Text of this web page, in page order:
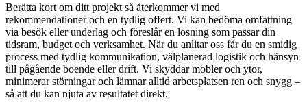
Berätta kort om ditt projekt så återkommer vi med
rekommendationer och en tydlig offert. Vi kan bedöma omfattning
via besök eller underlag och föreslår en lösning som passar din
tidsram, budget och verksamhet. När du anlitar oss får du en smidig
process med tydlig kommunikation, välplanerad logistik och hänsyn
till pågående boende eller drift. Vi skyddar möbler och ytor,
minimerar störningar och lämnar alltid arbetsplatsen ren och snygg –
så att du kan njuta av resultatet direkt.